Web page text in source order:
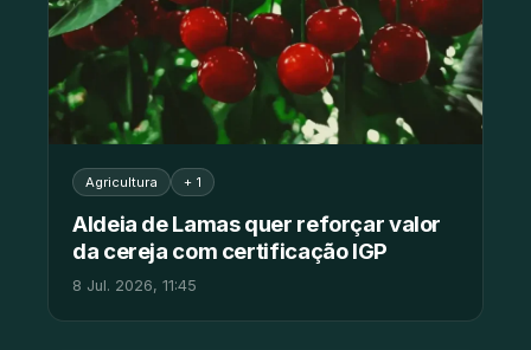
Agricultura + 1
Aldeia de Lamas quer reforçar valor
da cereja com certificação IGP
8 Jul. 2026, 11:45